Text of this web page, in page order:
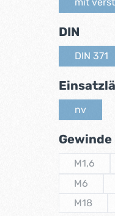
DIN
DIN 371
nv
Gewinde
M1,6
(Diese
M6
(Diese
M18
(Diese